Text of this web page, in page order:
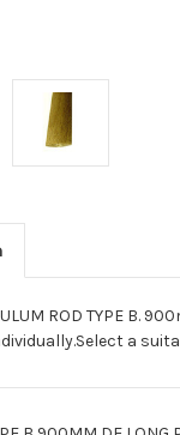
ROD TYPE B.
a